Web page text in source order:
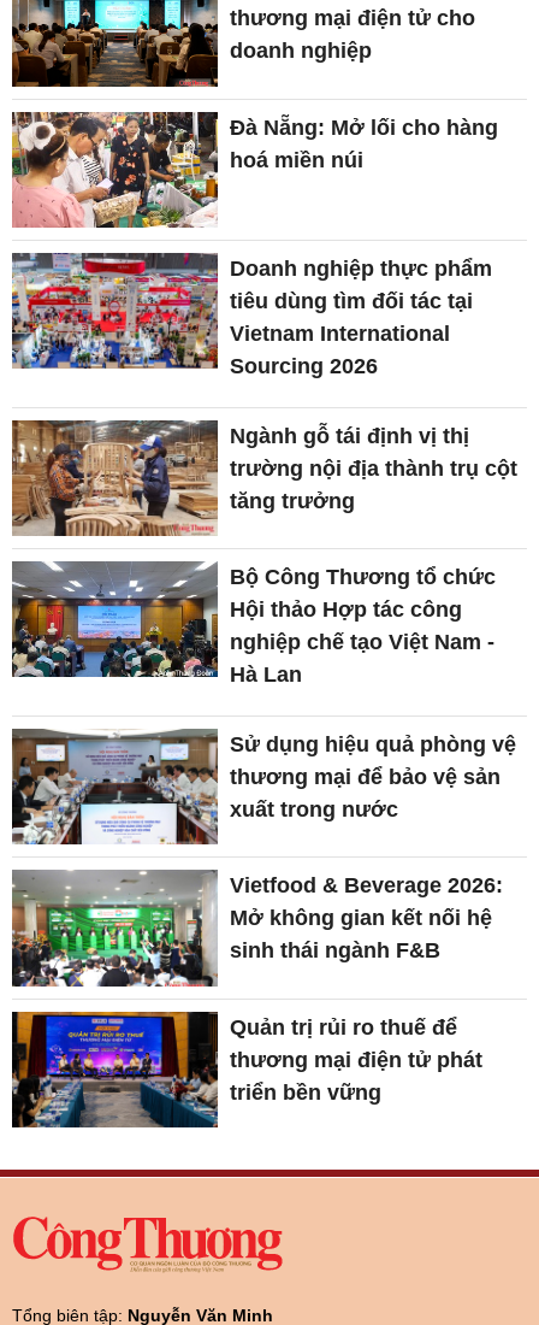
thương mại điện tử cho
doanh nghiệp
Đà Nẵng: Mở lối cho hàng
hoá miền núi
Doanh nghiệp thực phẩm
tiêu dùng tìm đối tác tại
Vietnam International
Sourcing 2026
Ngành gỗ tái định vị thị
trường nội địa thành trụ cột
tăng trưởng
Bộ Công Thương tổ chức
Hội thảo Hợp tác công
nghiệp chế tạo Việt Nam -
Hà Lan
Sử dụng hiệu quả phòng vệ
thương mại để bảo vệ sản
xuất trong nước
Vietfood & Beverage 2026:
Mở không gian kết nối hệ
sinh thái ngành F&B
Quản trị rủi ro thuế để
thương mại điện tử phát
triển bền vững
Tổng biên tập: Nguyễn Văn Minh